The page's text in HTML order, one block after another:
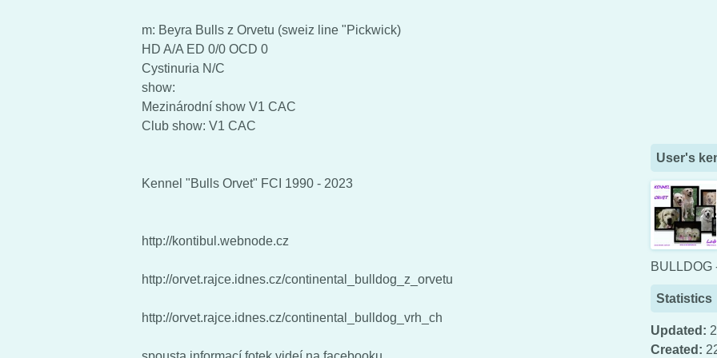
m: Beyra Bulls z Orvetu (sweiz line "Pickwick)
HD A/A ED 0/0 OCD 0
Cystinuria N/C
show:
Mezinárodní show V1 CAC
Club show: V1 CAC
Kennel "Bulls Orvet" FCI 1990 - 2023
http://kontibul.webnode.cz
http://orvet.rajce.idnes.cz/continental_bulldog_z_orvetu
http://orvet.rajce.idnes.cz/continental_bulldog_vrh_ch
User's
BULLDOG
Statistics
Updated:
Created: